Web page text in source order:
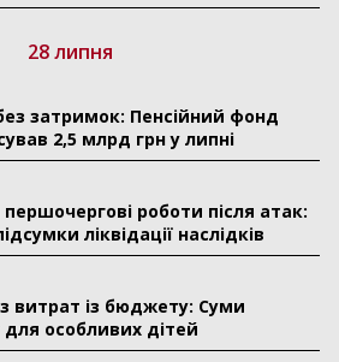
28 липня
затримок: Пенсійний фонд
2,5 млрд грн у липні
роботи після атак:
ліквідації наслідків
витрат із бюджету: Суми
особливих дітей